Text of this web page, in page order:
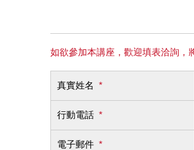
如欲參加本講座，歡迎填表洽詢，
真實姓名 *
行動電話 *
電子郵件 *